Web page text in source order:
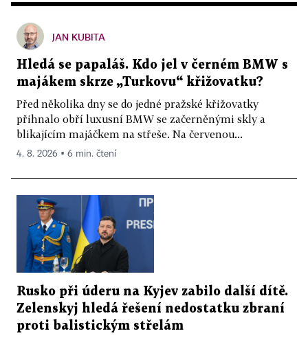
JAN KUBITA
Hledá se papaláš. Kdo jel v černém BMW s
majákem skrze „Turkovu“ křižovatku?
Před několika dny se do jedné pražské křižovatky
přihnalo obří luxusní BMW se začerněnými skly a
blikajícím majáčkem na střeše. Na červenou...
4. 8. 2026 ▪ 6 min. čtení
Rusko při úderu na Kyjev zabilo další dítě.
Zelenskyj hledá řešení nedostatku zbraní
proti balistickým střelám